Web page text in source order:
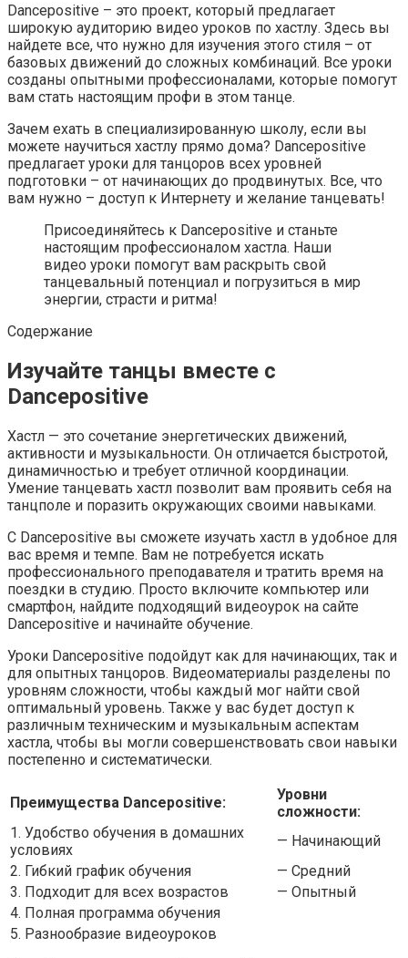
Dancepositive – это проект, который предлагает
широкую аудиторию видео уроков по хастлу. Здесь вы
найдете все, что нужно для изучения этого стиля – от
базовых движений до сложных комбинаций. Все уроки
созданы опытными профессионалами, которые помогут
вам стать настоящим профи в этом танце.
Зачем ехать в специализированную школу, если вы
можете научиться хастлу прямо дома? Dancepositive
предлагает уроки для танцоров всех уровней
подготовки – от начинающих до продвинутых. Все, что
вам нужно – доступ к Интернету и желание танцевать!
Присоединяйтесь к Dancepositive и станьте
настоящим профессионалом хастла. Наши
видео уроки помогут вам раскрыть свой
танцевальный потенциал и погрузиться в мир
энергии, страсти и ритма!
Содержание
Изучайте танцы вместе с
Dancepositive
Хастл — это сочетание энергетических движений,
активности и музыкальности. Он отличается быстротой,
динамичностью и требует отличной координации.
Умение танцевать хастл позволит вам проявить себя на
танцполе и поразить окружающих своими навыками.
С Dancepositive вы сможете изучать хастл в удобное для
вас время и темпе. Вам не потребуется искать
профессионального преподавателя и тратить время на
поездки в студию. Просто включите компьютер или
смартфон, найдите подходящий видеоурок на сайте
Dancepositive и начинайте обучение.
Уроки Dancepositive подойдут как для начинающих, так и
для опытных танцоров. Видеоматериалы разделены по
уровням сложности, чтобы каждый мог найти свой
оптимальный уровень. Также у вас будет доступ к
различным техническим и музыкальным аспектам
хастла, чтобы вы могли совершенствовать свои навыки
постепенно и систематически.
Преимущества Dancepositive:
Уровни
сложности:
1. Удобство обучения в домашних
условиях
— Начинающий
2. Гибкий график обучения
— Средний
3. Подходит для всех возрастов
— Опытный
4. Полная программа обучения
5. Разнообразие видеоуроков